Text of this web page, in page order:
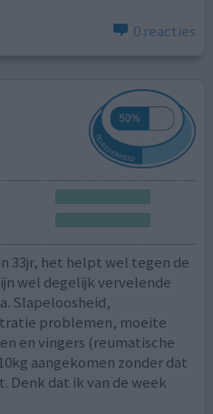
0 reacties
33jr, het helpt wel tegen de
wel degelijk vervelende
Slapeloosheid,
problemen, moeite
en vingers (reumatische
aangekomen zonder dat
Denk dat ik van de week